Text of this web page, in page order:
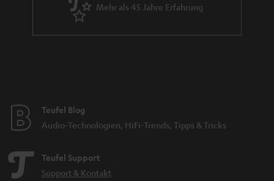
Mehr als 45 Jahre Erfahrung
Teufel Blog
Audio-Technologien, HiFi-Trends, Tipps & Tricks
Teufel Support
Support & Kontakt